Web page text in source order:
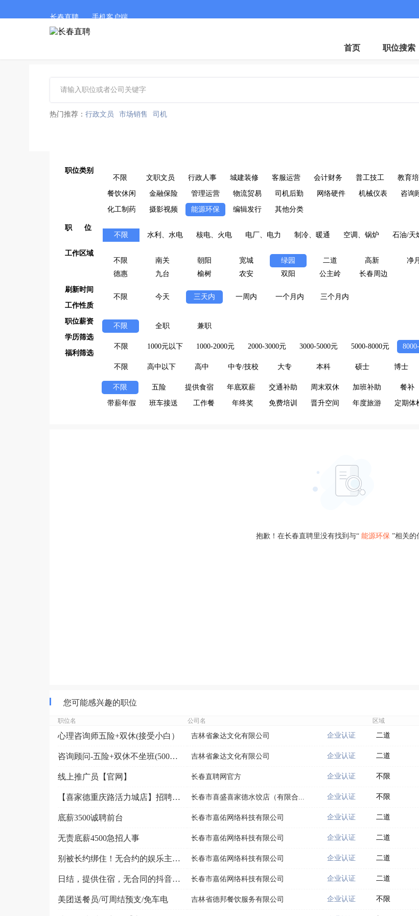
长春直聘 手机客户端
首页 职位搜索
热门推荐： 行政文员 市场销售 司机
职位类别
不限
文职文员 行政人事 城建装修 客服运营 会计财务 普工技工 教育培
餐饮休闲 金融保险 管理运营 物流贸易 司机后勤 网络硬件 机械仪表 咨询
化工制药 摄影视频 能源环保 编辑发行 其他分类
职 位
不限
水利、水电 核电、火电 电厂、电力 制冷、暖通 空调、锅炉 石油/天
工作区域
不限
南关 朝阳 宽城 绿园 二道 高新 净月
德惠
九台 榆树 农安 双阳 公主岭 长春周边
刷新时间
不限
今天 三天内 一周内 一个月内
三个月内
工作性质
不限 全职 兼职
职位薪资
不限 1000元以下 1000-2000元 2000-3000元 3000-5000元 5000-8000元
学历筛选
不限 高中以下 高中 中专/技校 大专 本科 硕士 博士
福利筛选
不限 五险 提供食宿 年底双薪 交通补助 周末双休 加班补助 餐补
带薪年假 班车接送 工作餐 年终奖 免费培训 晋升空间 年度旅游 定期体
抱歉！在长春直聘里没有找到与“ 能源环保 ”相关的
您可能感兴趣的职位
职位名 公司名 区域
心理咨询师五险+双休(接受小白） 吉林省象达文化有限公司 企业认证 二道
咨询顾问-五险+双休不坐班(5000-9000元） 吉林省象达文化有限公司 企业认证 二道
线上推广员【官网】 长春直聘网官方 企业认证 不限
【喜家德重庆路活力城店】招聘煮教工，包吃住 长春市喜盛喜家德水饺店（有限合... 企业认证 不限
底薪3500诚聘前台 长春市嘉佑网络科技有限公司 企业认证 二道
无责底薪4500急招人事 长春市嘉佑网络科技有限公司 企业认证 二道
别被长约绑住！无合约的娱乐主播岗 长春市嘉佑网络科技有限公司 企业认证 二道
日结，提供住宿，无合同的抖音娱乐主播 无擦边 诚招 长春市嘉佑网络科技有限公司 企业认证 二道
美团送餐员/可周结预支/免车电 吉林省德邦餐饮服务有限公司 企业认证 不限